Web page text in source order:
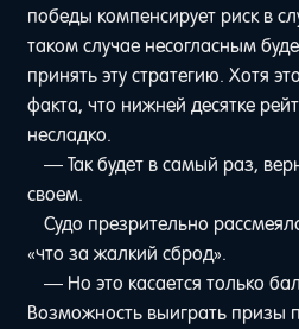
победы компенсирует риск в
таком случае несогласным
принять эту стратегию. Хотя
факта, что нижней десятке
несладко.
— Так будет в самый раз,
своем.
Судо презрительно
«что за жалкий сброд».
— Но это касается только
Возможность выиграть призы